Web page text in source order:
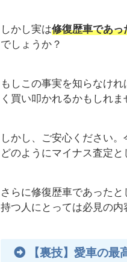
しかし実は修復歴車であっ
でしょうか？
もしこの事実を知らなけ
く買い叩かれるかもしれま
しかし、ご安心ください
どのようにマイナス査定と
さらに修復歴車であった
持つ人にとっては必見の内
【裏技】愛車の